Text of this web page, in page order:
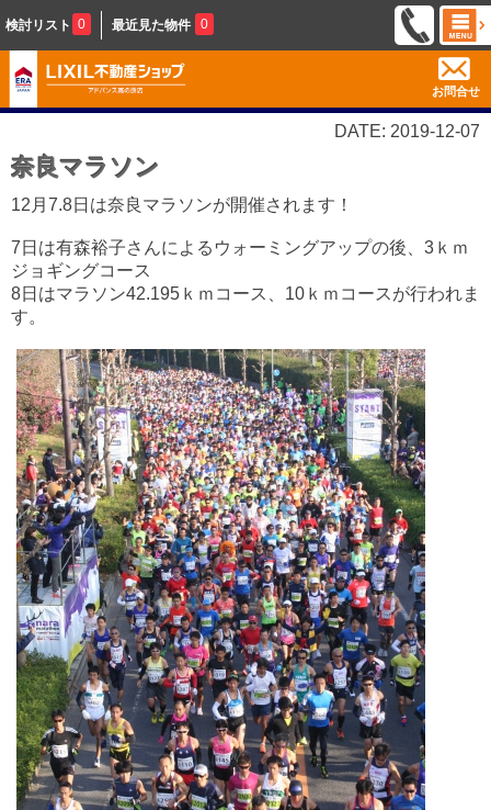
検討リスト 0 最近見た物件 0
お問合せ
DATE: 2019-12-07
奈良マラソン
12月7.8日は奈良マラソンが開催されます！
7日は有森裕子さんによるウォーミングアップの後、3ｋｍ
ジョギングコース
8日はマラソン42.195ｋｍコース、10ｋｍコースが行われま
す。